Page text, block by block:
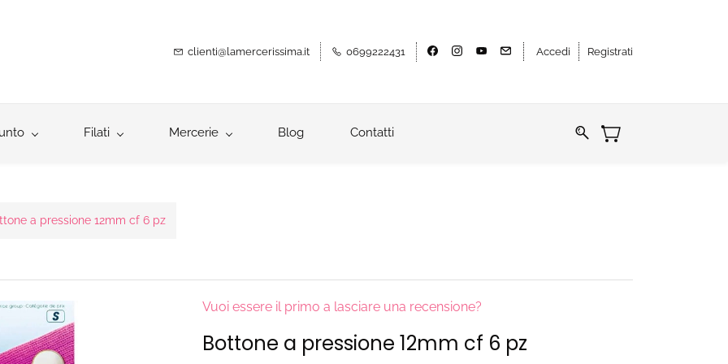
clienti@lamercerissima.it 0699222431 Accedi Registrati
Filati Mercerie Blog Contatti
a pressione 12mm cf 6 pz
Vuoi essere il primo a lasciare una recensione?
Bottone a pressione 12mm cf 6 pz